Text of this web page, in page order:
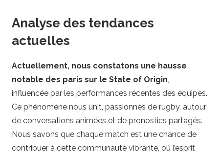
y
Analyse des tendances
actuelles
Actuellement, nous constatons une hausse
notable des paris sur le State of Origin,
influencée par les performances récentes des équipes.
Ce phénomène nous unit, passionnés de rugby, autour
de conversations animées et de pronostics partagés.
Nous savons que chaque match est une chance de
contribuer à cette communauté vibrante, où l’esprit